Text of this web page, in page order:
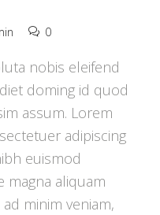
0
nobis eleifend
doming id quod
assum. Lorem
adipiscing
euismod
aliquam
minim veniam,